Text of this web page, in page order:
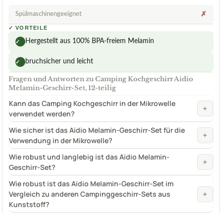
Spülmaschinengeeignet ✗
✓ VORTEILE
✓ Hergestellt aus 100% BPA-freiem Melamin
✓ bruchsicher und leicht
Fragen und Antworten zu Camping Kochgeschirr Aidio
Melamin-Geschirr-Set, 12-teilig
Kann das Camping Kochgeschirr in der Mikrowelle
verwendet werden?
+
Wie sicher ist das Aidio Melamin-Geschirr-Set für die
Verwendung in der Mikrowelle?
+
Wie robust und langlebig ist das Aidio Melamin-
Geschirr-Set?
+
Wie robust ist das Aidio Melamin-Geschirr-Set im
Vergleich zu anderen Campinggeschirr-Sets aus
Kunststoff?
+